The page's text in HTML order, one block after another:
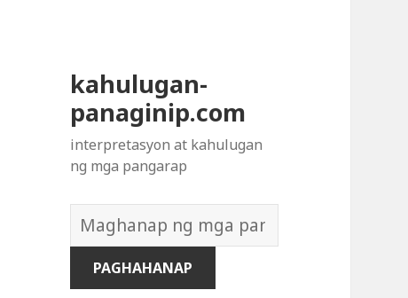
kahulugan-
panaginip.com
interpretasyon at kahulugan
ng mga pangarap
Diksyon
ng
Mga